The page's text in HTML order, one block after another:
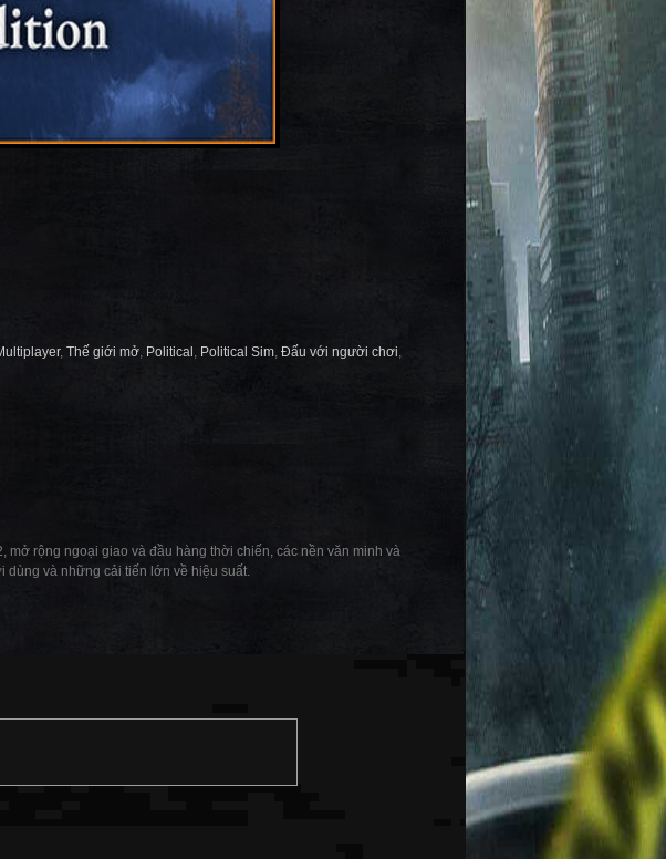
, Thế giới mở, Political , Political Sim, Đấu với người chơi,
rộng ngoại giao và đầu hàng thời chiến, các nền văn minh và
dùng và những cải tiến lớn về hiệu suất.